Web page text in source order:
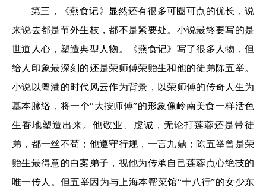
第三，《燕食记》显然还有很多可圈可点的优长，说
来说去都是节外生枝，都不是紧要处。小说最终要写的是
世道人心，塑造典型人物。《燕食记》写了很多人物，但
给人印象最深刻的还是荣师傅荣贻生和他的徒弟陈五举。
小说以粤港的时代风云作为背景，以荣师傅的传奇人生为
基本脉络，将一个“大按师傅”的形象像岭南美食一样活色
生香地塑造出来。他敬业、虔诚，无论打莲蓉还是带徒
弟，都一丝不苟；他遵守行规，一言九鼎；陈五举曾是荣
贻生最得意的白案弟子，视他为传承自己莲蓉点心绝技的
唯一传人。但五举因为与上海本帮菜馆“十八行”的女少东